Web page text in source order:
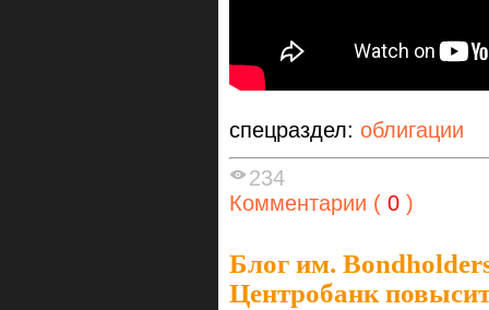
спецраздел: облигации
234
Комментарии ( 0 )
Блог им.
Центробанк